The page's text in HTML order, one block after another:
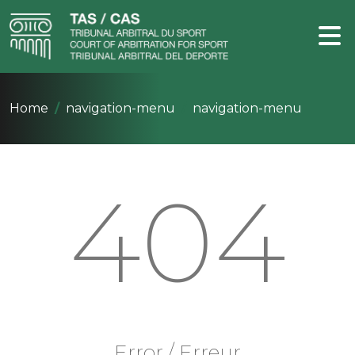
Home navigation-menu navigation-menu
404